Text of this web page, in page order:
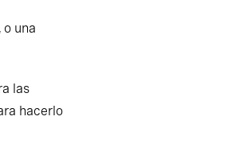
una
las
hacerlo